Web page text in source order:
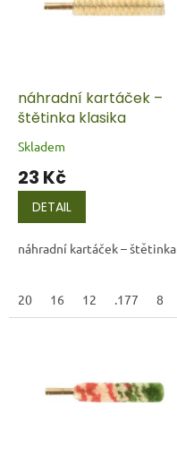
ů
d
u
náhradní kartáček –
štětinka klasika
Skladem
23 Kč
DETAIL
náhradní kartáček – štětinka
20 16 12 .177 8